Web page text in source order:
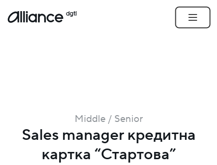
Middle / Senior
Sales manager кредитна
картка “Стартова”